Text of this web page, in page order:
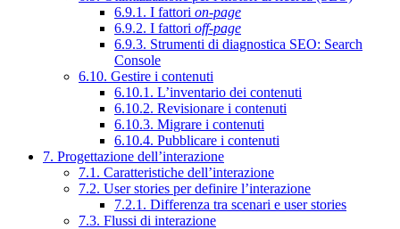
6.9.1. I fattori on-page
6.9.2. I fattori off-page
6.9.3. Strumenti di diagnostica SEO: Search
Console
6.10. Gestire i contenuti
6.10.1. L’inventario dei contenuti
6.10.2. Revisionare i contenuti
6.10.3. Migrare i contenuti
6.10.4. Pubblicare i contenuti
7. Progettazione dell’interazione
7.1. Caratteristiche dell’interazione
7.2. User stories per definire l’interazione
7.2.1. Differenza tra scenari e user stories
7.3. Flussi di interazione